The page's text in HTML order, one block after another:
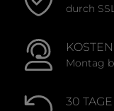
durch
Montag
30